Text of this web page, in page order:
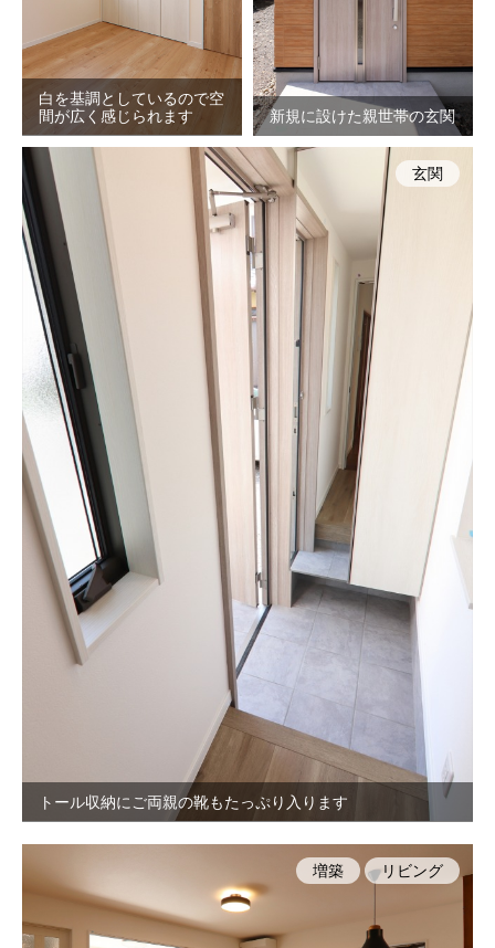
白を基調としているので空
間が広く感じられます
新規に設けた親世帯の玄関
トール収納にご両親の靴もたっぷり入ります
玄関
増築 リビング